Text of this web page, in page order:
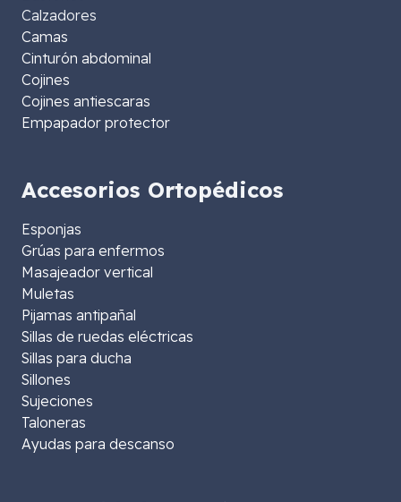
Calzadores
Camas
Cinturón abdominal
Cojines
Cojines antiescaras
Empapador protector
Accesorios Ortopédicos
Esponjas
Grúas para enfermos
Masajeador vertical
Muletas
Pijamas antipañal
Sillas de ruedas eléctricas
Sillas para ducha
Sillones
Sujeciones
Taloneras
Ayudas para descanso